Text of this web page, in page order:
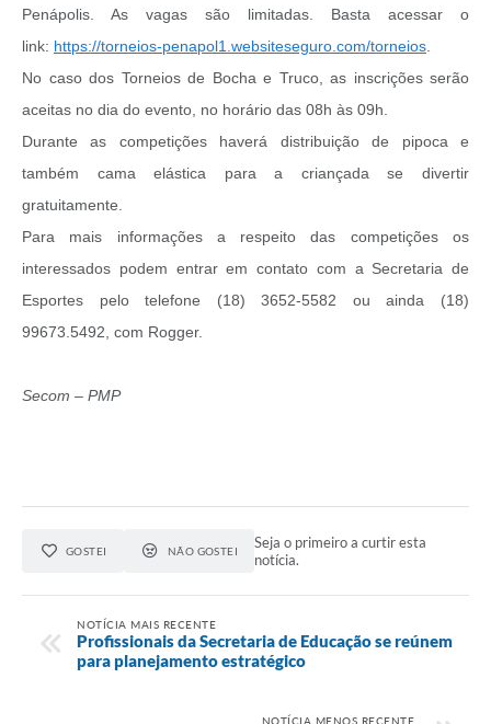
Penápolis. As vagas são limitadas. Basta acessar o
link: https://torneios-penapol1.websiteseguro.com/torneios
No caso dos Torneios de Bocha e Truco, as inscrições serão
aceitas no dia do evento, no horário das 08h às 09h.
Durante as competições haverá distribuição de pipoca e
também cama elástica para a criançada se divertir
gratuitamente.
Para mais informações a respeito das competições os
interessados podem entrar em contato com a Secretaria de
Esportes pelo telefone (18) 3652-5582 ou ainda (18)
99673.5492, com Rogger.
Secom – PMP
GOSTEI NÃO GOSTEI
Seja o primeiro a curtir esta
notícia.
NOTÍCIA MAIS RECENTE
Profissionais da Secretaria de Educação se reúnem
para planejamento estratégico
NOTÍCIA MENOS RECENTE